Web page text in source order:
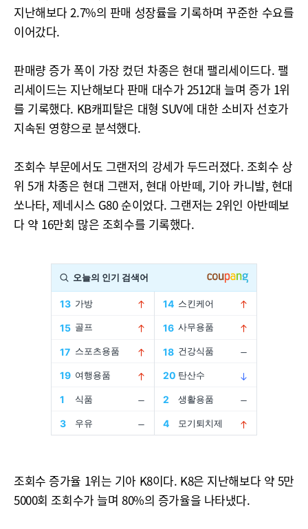
지난해보다 2.7%의 판매 성장률을 기록하며 꾸준한 수요를
이어갔다.
판매량 증가 폭이 가장 컸던 차종은 현대 팰리세이드다. 팰
리세이드는 지난해보다 판매 대수가 2512대 늘며 증가 1위
를 기록했다. KB캐피탈은 대형 SUV에 대한 소비자 선호가
지속된 영향으로 분석했다.
조회수 부문에서도 그랜저의 강세가 두드러졌다. 조회수 상
위 5개 차종은 현대 그랜저, 현대 아반떼, 기아 카니발, 현대
쏘나타, 제네시스 G80 순이었다. 그랜저는 2위인 아반떼보
다 약 16만회 많은 조회수를 기록했다.
조회수 증가율 1위는 기아 K8이다. K8은 지난해보다 약 5만
5000회 조회수가 늘며 80%의 증가율을 나타냈다.